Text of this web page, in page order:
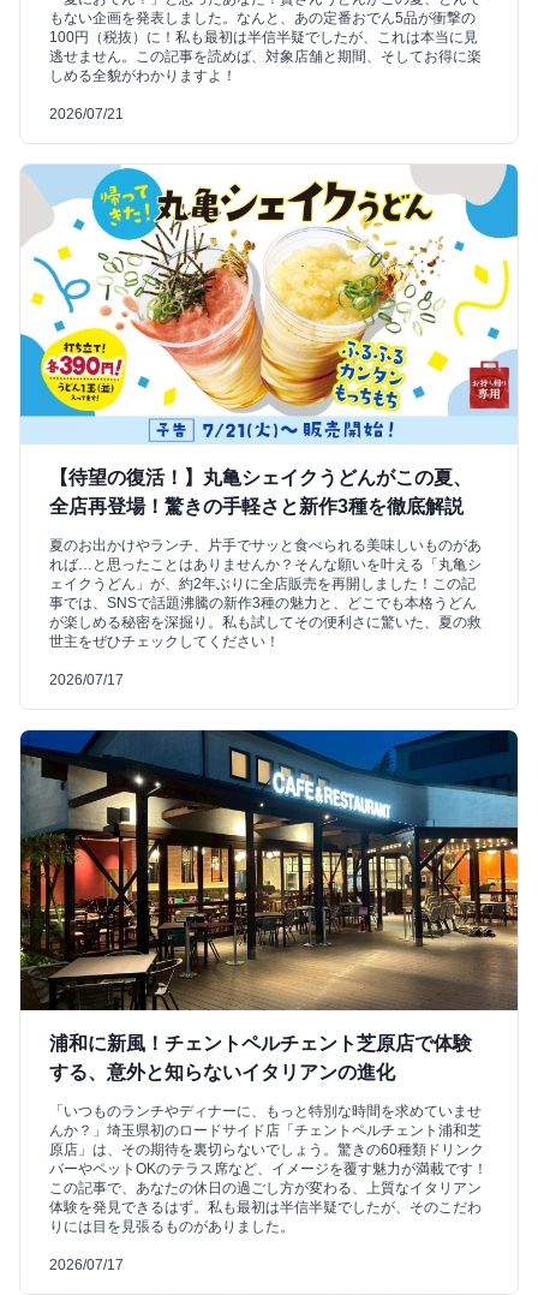
もない企画を発表しました。なんと、あの定番おでん5品が衝撃の
100円（税抜）に！私も最初は半信半疑でしたが、これは本当に見
逃せません。この記事を読めば、対象店舗と期間、そしてお得に楽
しめる全貌がわかりますよ！
2026/07/21
【待望の復活！】丸亀シェイクうどんがこの夏、
全店再登場！驚きの手軽さと新作3種を徹底解説
夏のお出かけやランチ、片手でサッと食べられる美味しいものがあ
れば…と思ったことはありませんか？そんな願いを叶える「丸亀シ
ェイクうどん」が、約2年ぶりに全店販売を再開しました！この記
事では、SNSで話題沸騰の新作3種の魅力と、どこでも本格うどん
が楽しめる秘密を深掘り。私も試してその便利さに驚いた、夏の救
世主をぜひチェックしてください！
2026/07/17
浦和に新風！チェントペルチェント芝原店で体験
する、意外と知らないイタリアンの進化
「いつものランチやディナーに、もっと特別な時間を求めていませ
んか？」埼玉県初のロードサイド店「チェントペルチェント浦和芝
原店」は、その期待を裏切らないでしょう。驚きの60種類ドリンク
バーやペットOKのテラス席など、イメージを覆す魅力が満載です！
この記事で、あなたの休日の過ごし方が変わる、上質なイタリアン
体験を発見できるはず。私も最初は半信半疑でしたが、そのこだわ
りには目を見張るものがありました。
2026/07/17